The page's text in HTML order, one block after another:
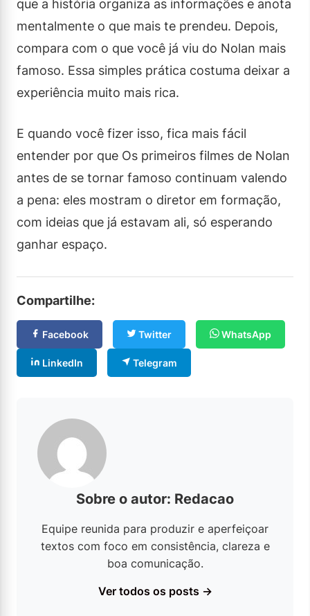
que a história organiza as informações e anota
mentalmente o que mais te prendeu. Depois,
compara com o que você já viu do Nolan mais
famoso. Essa simples prática costuma deixar a
experiência muito mais rica.
E quando você fizer isso, fica mais fácil
entender por que Os primeiros filmes de Nolan
antes de se tornar famoso continuam valendo
a pena: eles mostram o diretor em formação,
com ideias que já estavam ali, só esperando
ganhar espaço.
Compartilhe:
Facebook Twitter WhatsApp
LinkedIn Telegram
Sobre o autor: Redacao
Equipe reunida para produzir e aperfeiçoar
textos com foco em consistência, clareza e
boa comunicação.
Ver todos os posts →